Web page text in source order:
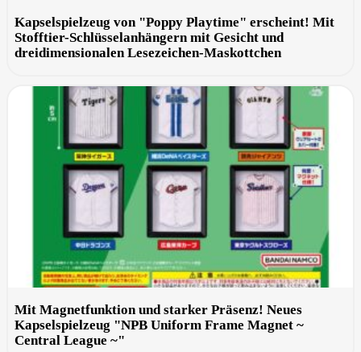
Kapselspielzeug von "Poppy Playtime" erscheint! Mit
Stofftier-Schlüsselanhängern mit Gesicht und
dreidimensionalen Lesezeichen-Maskottchen
Mit Magnetfunktion und starker Präsenz! Neues
Kapselspielzeug "NPB Uniform Frame Magnet ~
Central League ~"